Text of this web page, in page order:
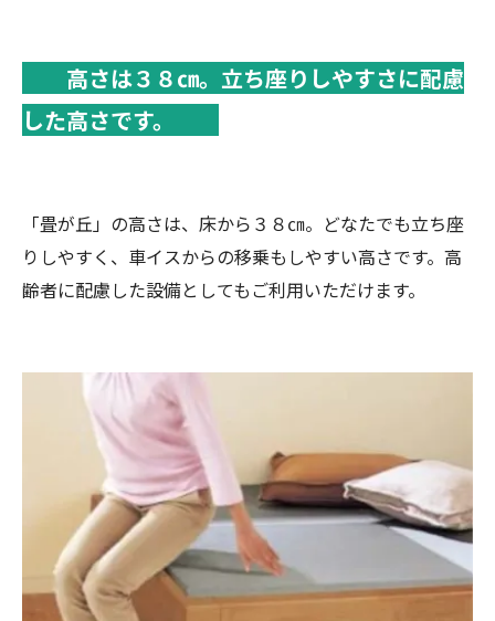
高さは３８㎝。立ち座りしやすさに配慮
した高さです。
「畳が丘」の高さは、床から３８㎝。どなたでも立ち座
りしやすく、車イスからの移乗もしやすい高さです。高
齢者に配慮した設備としてもご利用いただけます。